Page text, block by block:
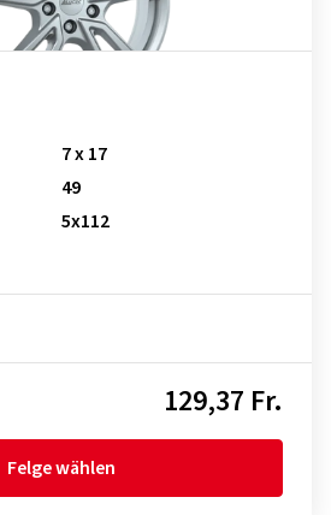
7 x 17
49
5x112
129,37 Fr.
Felge wählen